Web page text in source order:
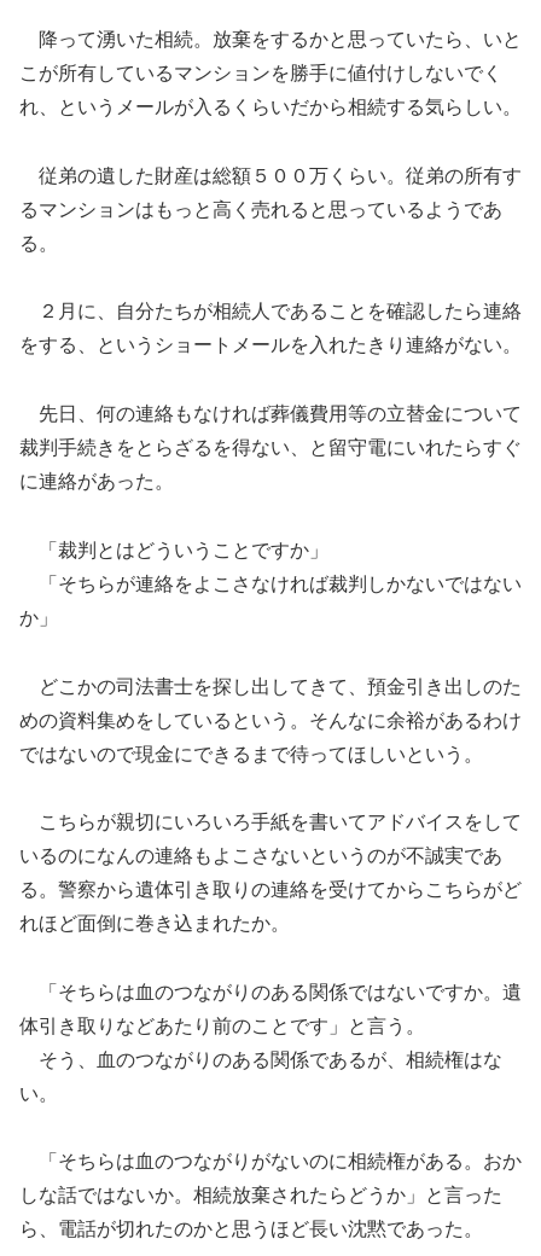
降って湧いた相続。放棄をするかと思っていたら、いと
こが所有しているマンションを勝手に値付けしないでく
れ、というメールが入るくらいだから相続する気らしい。
従弟の遺した財産は総額５００万くらい。従弟の所有す
るマンションはもっと高く売れると思っているようであ
る。
２月に、自分たちが相続人であることを確認したら連絡
をする、というショートメールを入れたきり連絡がない。
先日、何の連絡もなければ葬儀費用等の立替金について
裁判手続きをとらざるを得ない、と留守電にいれたらすぐ
に連絡があった。
「裁判とはどういうことですか」
「そちらが連絡をよこさなければ裁判しかないではない
か」
どこかの司法書士を探し出してきて、預金引き出しのた
めの資料集めをしているという。そんなに余裕があるわけ
ではないので現金にできるまで待ってほしいという。
こちらが親切にいろいろ手紙を書いてアドバイスをして
いるのになんの連絡もよこさないというのが不誠実であ
る。警察から遺体引き取りの連絡を受けてからこちらがど
れほど面倒に巻き込まれたか。
「そちらは血のつながりのある関係ではないですか。遺
体引き取りなどあたり前のことです」と言う。
そう、血のつながりのある関係であるが、相続権はな
い。
「そちらは血のつながりがないのに相続権がある。おか
しな話ではないか。相続放棄されたらどうか」と言った
ら、電話が切れたのかと思うほど長い沈黙であった。